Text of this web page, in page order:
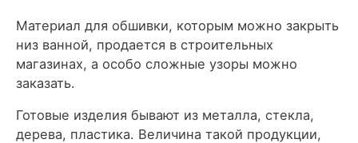
Материал для обшивки, которым можно закрыть
низ ванной, продается в строительных
магазинах, а особо сложные узоры можно
заказать.
Готовые изделия бывают из металла, стекла,
дерева, пластика. Величина такой продукции,